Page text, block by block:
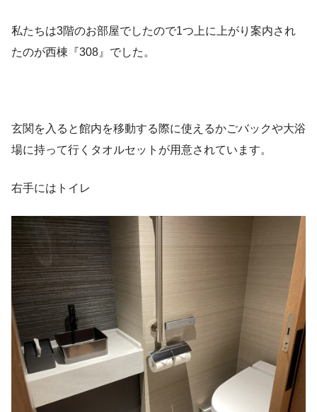
私たちは3階のお部屋でしたので1つ上に上がり案内され
たのが西棟『308』でした。
玄関を入ると館内を移動する際に使えるかごバックや大浴
場に持って行くタオルセットが用意されています。
右手にはトイレ